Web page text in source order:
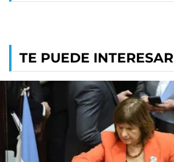
TE PUEDE INTERESAR